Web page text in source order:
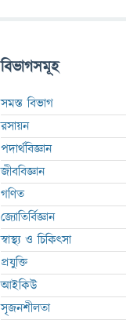
বিভাগসমূহ
সমস্ত বিভাগ
রসায়ন
পদার্থবিজ্ঞান
জীববিজ্ঞান
গণিত
জ্যোতির্বিজ্ঞান
স্বাস্থ্য ও চিকিৎসা
প্রযুক্তি
আইকিউ
সৃজনশীলতা